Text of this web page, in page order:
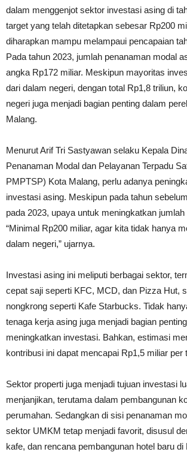
dalam menggenjot sektor investasi asing di
target yang telah ditetapkan sebesar Rp200
diharapkan mampu melampaui pencapaian
Pada tahun 2023, jumlah penanaman modal
angka Rp172 miliar. Meskipun mayoritas
dari dalam negeri, dengan total Rp1,8 triliun,
negeri juga menjadi bagian penting dalam
Malang.
Menurut Arif Tri Sastyawan selaku Kepala
Penanaman Modal dan Pelayanan Terpadu
PMPTSP) Kota Malang, perlu adanya
investasi asing. Meskipun pada tahun
pada 2023, upaya untuk meningkatkan
“Minimal Rp200 miliar, agar kita tidak hanya
dalam negeri,” ujarnya.
Investasi asing ini meliputi berbagai sektor,
cepat saji seperti KFC, MCD, dan Pizza Hut,
nongkrong seperti Kafe Starbucks. Tidak
tenaga kerja asing juga menjadi bagian
meningkatkan investasi. Bahkan, estimasi
kontribusi ini dapat mencapai Rp1,5 miliar per
Sektor properti juga menjadi tujuan investasi
menjanjikan, terutama dalam pembangunan
perumahan. Sedangkan di sisi penanaman
sektor UMKM tetap menjadi favorit, disusul
kafe, dan rencana pembangunan hotel baru di